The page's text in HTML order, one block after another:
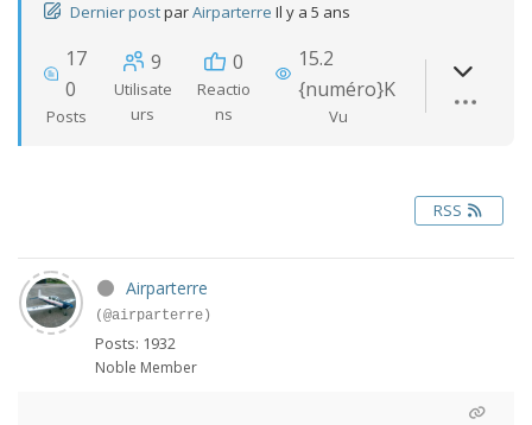
Dernier postparAirparterre Il y a 5 ans
17
0
Posts
9
Utilisate
urs
0
Reactio
ns
15.2
{numéro}K
Vu
RSS
Airparterre
(@airparterre)
Posts: 1932
Noble Member